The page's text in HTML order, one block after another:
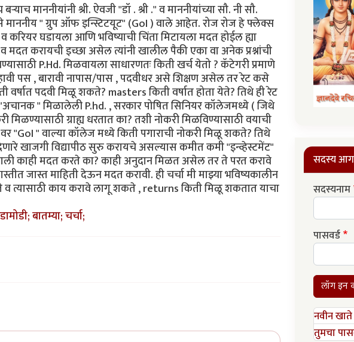
माननीयांनी श्री. ऐवजी "डॉ . श्री ." व माननीयांच्या सौ. नी सौ.
" ग्रुप ऑफ इन्स्टिटयूट" (GoI ) वाले आहेत. रोज रोज हे फ्लेक्स
घडायला आणि भविष्याची चिंता मिटायला मदत होईल ह्या
मदत करायची इच्छा असेल त्यांनी खालील पैकी एका वा अनेक प्रश्नांची
P.Hd. मिळवायला साधारणतः किती खर्च येतो ? कॅटेगरी प्रमाणे
पस , बारावी नापास/पास , पदवीधर असे शिक्षण असेल तर रेट कसे
वर्षात पदवी मिळू शकते? masters किती वर्षात होता येते? तिथे ही रेट
" मिळालेली P.hd. , सरकार पोषित सिनियर कॉलेजमध्ये ( जिथे
ग्राह्य धरतात का? तशी नोकरी मिळविण्यासाठी वयाची
" वाल्या कॉलेज मध्ये किती पगाराची नोकरी मिळू शकते? तिथे
खाजगी विद्यापीठ सुरु करायचे असल्यास कमीत कमी "इन्व्हेस्टमेंट"
काही मदत करते का? काही अनुदान मिळत असेल तर ते परत करावे
जास्त माहिती देऊन मदत करावी. ही चर्चा मी माझ्या भविष्यकालीन
त्यासाठी काय करावे लागू शकते , returns किती मिळू शकतात याचा
बातम्या; चर्चा;
सदस्य
सदस्यनाम
पासवर्ड
लॉग इन
नवीन
तुमचा